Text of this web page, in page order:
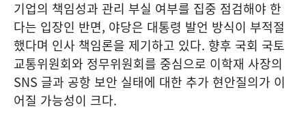
기업의 책임성과 관리 부실 여부를 집중 점검해야 한
다는 입장인 반면, 야당은 대통령 발언 방식이 부적절
했다며 인사 책임론을 제기하고 있다. 향후 국회 국토
교통위원회와 정무위원회를 중심으로 이학재 사장의
SNS 글과 공항 보안 실태에 대한 추가 현안질의가 이
어질 가능성이 크다.